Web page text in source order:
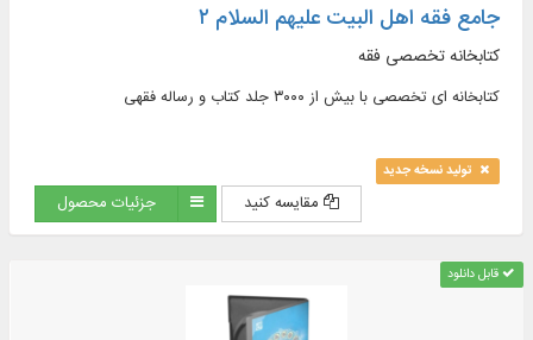
جامع فقه اهل البیت علیهم السلام ۲
کتابخانه تخصصی فقه
کتابخانه ای تخصصی با بیش از ۳۰۰۰ جلد کتاب و رساله فقهی
تولید نسخه جدید
مقایسه کنید جزئیات محصول
قابل دانلود